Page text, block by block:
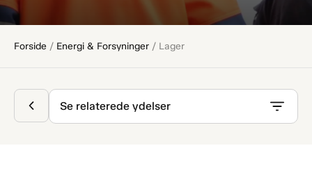
Forside / Energi & Forsyninger / Lager
Se relaterede ydelser